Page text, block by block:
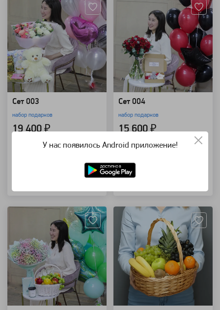
Сет 003
набор подарков
19 400 ₽
Сет 004
набор подарков
15 600 ₽
У нас появилось Android приложение!